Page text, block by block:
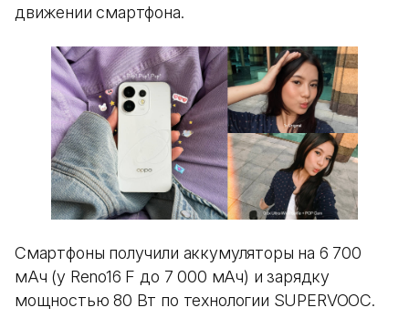
движении смартфона.
Смартфоны получили аккумуляторы на 6 700
мАч (у Reno16 F до 7 000 мАч) и зарядку
мощностью 80 Вт по технологии SUPERVOOC.